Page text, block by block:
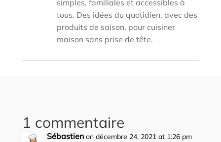
simples, familiales et accessibles à
tous. Des idées du quotidien, avec des
produits de saison, pour cuisiner
maison sans prise de tête.
1 commentaire
Sébastien on décembre 24, 2021 at 1:26 pm